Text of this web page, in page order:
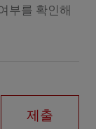
부를 확인해
제출